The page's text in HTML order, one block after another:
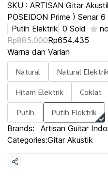
SKU : ARTISAN Gitar
POSEIDON Prime ) Senar
Putih Elektrik 0 Sold
Rp885.000Rp654.435
Warna dan Varian
Natural Natural Elektrik
Hitam Elektrik
Coklat
Putih
Putih Elektrik
Brands:
Artisan Guitar
Categories:Gitar Akustik
Share